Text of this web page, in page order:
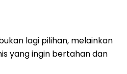
lagi pilihan, melainkan
yang ingin bertahan dan